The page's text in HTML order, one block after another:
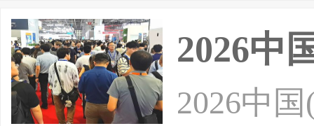
本身蕴
面对国
2026中
2026中